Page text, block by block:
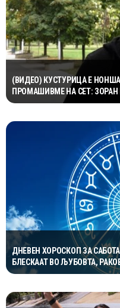
(ВИДЕО) КУСТУРИЦА Е
ПРОМАШИВМЕ НА СЕТ: ЗОРАН
МАКЕДОНИЈА
ДНЕВЕН ХОРОСКОП ЗА
БЛЕСКААТ ВО ЉУБОВТА,
ОДЛИЧЕН ДЕН ЗА